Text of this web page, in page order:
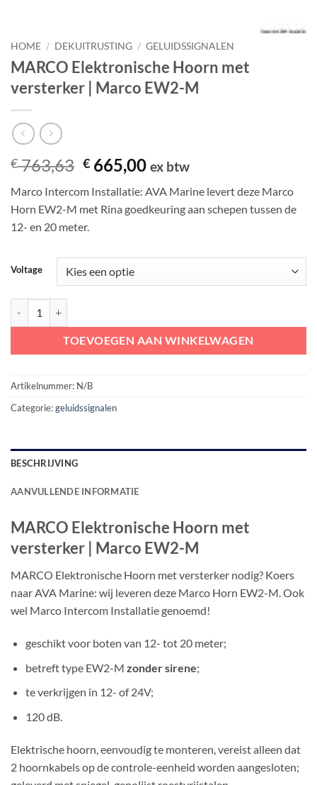
HOME / DEKUITRUSTING / GELUIDSSIGNALEN
MARCO Elektronische Hoorn met
versterker | Marco EW2-M
€763,63 Oorspronkelijke
was:
€ 763,63.
€ 665,00Huidige
is:
€ 665,00.
ex btw
Marco Intercom Installatie: AVA Marine levert deze Marco
Horn EW2-M met Rina goedkeuring aan schepen tussen de
12- en 20 meter.
Voltage
TOEVOEGEN AAN WINKELWAGEN
Artikelnummer: N/B
Categorie:geluidssignalen
BESCHRIJVING
AANVULLENDE INFORMATIE
MARCO Elektronische Hoorn met
versterker | Marco EW2-M
MARCO Elektronische Hoorn met versterker nodig? Koers
naar AVA Marine: wij leveren deze Marco Horn EW2-M. Ook
wel Marco Intercom Installatie genoemd!
geschikt voor boten van 12- tot 20 meter;
betreft type EW2-M zonder sirene;
te verkrijgen in 12- of 24V;
120 dB.
Elektrische hoorn, eenvoudig te monteren, vereist alleen dat
2 hoornkabels op de controle-eenheid worden aangesloten;